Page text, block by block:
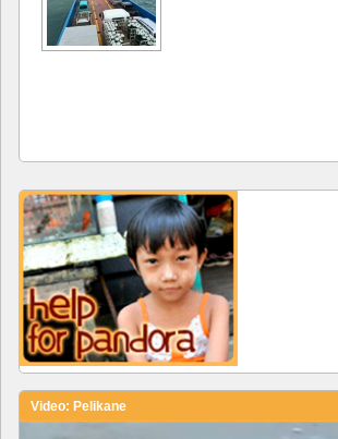
Video: Pelikane